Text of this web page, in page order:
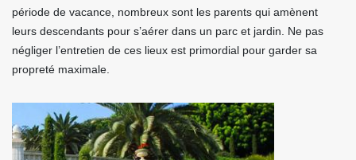
période de vacance, nombreux sont les parents qui amènent
leurs descendants pour s’aérer dans un parc et jardin. Ne pas
négliger l’entretien de ces lieux est primordial pour garder sa
propreté maximale.